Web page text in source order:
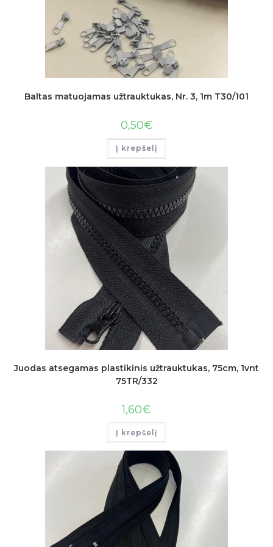
Baltas matuojamas užtrauktukas, Nr. 3, 1m T30/101
0,50€
Į krepšelį
Juodas atsegamas plastikinis užtrauktukas, 75cm, 1vnt
75TR/332
1,60€
Į krepšelį